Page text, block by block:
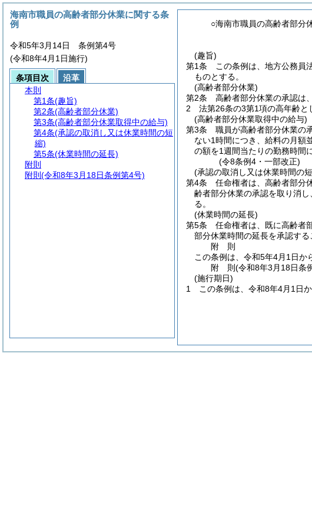
○海南市職員の高齢者部分
(趣旨)
第1条
この条例は、地方公務員
ものとする。
(高齢者部分休業)
第2条
高齢者部分休業の承認は
2
法第26条の3第1項の高年齢と
(高齢者部分休業取得中の給与)
第3条
職員が高齢者部分休業の
ない1時間につき、給料の月額
の額を1週間当たりの勤務時間
(令8条例4・一部改正)
(承認の取消し又は休業時間の
第4条
任命権者は、高齢者部分
齢者部分休業の承認を取り消し
る。
(休業時間の延長)
第5条
任命権者は、既に高齢者
部分休業時間の延長を承認する
附 則
この条例は、令和5年4月1日か
附 則(令和8年3月18日条
(施行期日)
1
この条例は、令和8年4月1日か
海南市職員の高齢者部分休業に関する条
例
令和5年3月14日 条例第4号
(令和8年4月1日施行)
条項目次
沿革
本則
第1条(趣旨)
第2条(高齢者部分休業)
第3条(高齢者部分休業取得中の給与)
第4条(承認の取消し又は休業時間の短
縮)
第5条(休業時間の延長)
附則
附則 (令和8年3月18日条例第4号)